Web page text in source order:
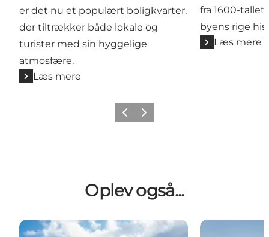
er det nu et populært boligkvarter,
der tiltrækker både lokale og
turister med sin hyggelige
atmosfære.
Læs mere
fra 1600-
byens rige
Læs mere
ForrigeNæste
Oplev også...
Den Tilsandede Kirke Aalborgtårnet